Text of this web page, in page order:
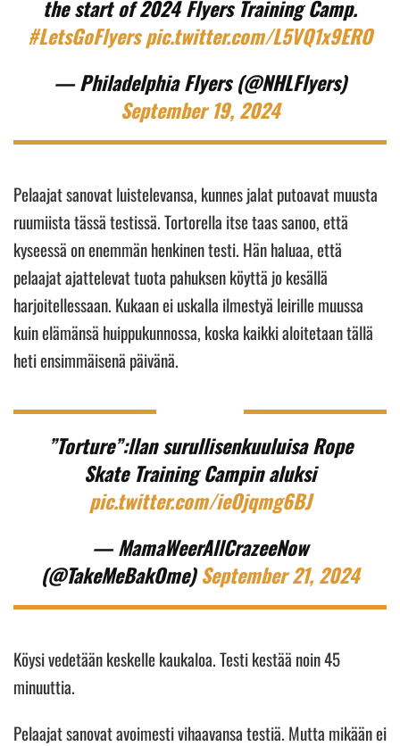
the start of 2024 Flyers Training Camp.
#LetsGoFlyers pic.twitter.com/L5VQ1x9ERO
— Philadelphia Flyers (@NHLFlyers)
September 19, 2024
Pelaajat sanovat luistelevansa, kunnes jalat putoavat muusta
ruumiista tässä testissä. Tortorella itse taas sanoo, että
kyseessä on enemmän henkinen testi. Hän haluaa, että
pelaajat ajattelevat tuota pahuksen köyttä jo kesällä
harjoitellessaan. Kukaan ei uskalla ilmestyä leirille muussa
kuin elämänsä huippukunnossa, koska kaikki aloitetaan tällä
heti ensimmäisenä päivänä.
”Torture”:llan surullisenkuuluisa Rope
Skate Training Campin aluksi
pic.twitter.com/ieOjqmg6BJ
— MamaWeerAllCrazeeNow
(@TakeMeBakOme)September 21, 2024
Köysi vedetään keskelle kaukaloa. Testi kestää noin 45
minuuttia.
Pelaajat sanovat avoimesti vihaavansa testiä. Mutta mikään ei